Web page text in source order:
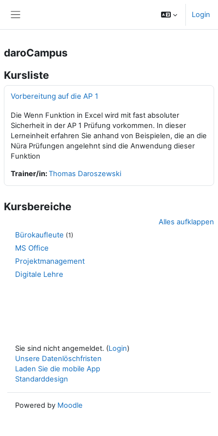
Login
daroCampus
Kursliste
Vorbereitung auf die AP 1
Die Wenn Funktion in Excel wird mit fast absoluter
Sicherheit in der AP 1 Prüfung vorkommen. In dieser
Lerneinheit erfahren Sie anhand von Beispielen, die an die
Nüra Prüfungen angelehnt sind die Anwendung dieser
Funktion
Trainer/in:Thomas Daroszewski
Kursbereiche
Alles aufklappen
Bürokaufleute (1)
MS Office
Projektmanagement
Digitale Lehre
Sie sind nicht angemeldet. (Login)
Unsere Datenlöschfristen
Laden Sie die mobile App
Standarddesign
Powered by Moodle